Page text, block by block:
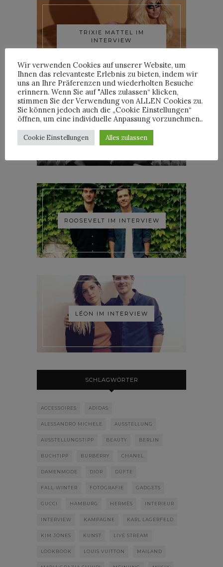
TRIXIE MATTEL IM
INTERVIEW
YOANN LEMOINE AKA
WOODKID IM INTERVIEW
ROOSEVELT IM INTERVIEW
LÉON IM INTERVIEW
SCHLAGWÖRTER
ACCESSOIRES ADIDAS
ALESSANDRO MICHELE AUSSTELLUNG
AUSSTELLUNGSTIPP BEAUTY BERLIN
BUCHTIPP BURBERRY CHANEL
DAMENMODE DIOR DÜFTE
FALL-WINTER FOTOGRAFIE GADGETS
GUCCI HAMBURG HERMÈS INTERIEUR
INTERVIEW KAMPAGNE KARL LAGERFELD
KIM JONES KUNST LIVE STREAM
LOOKBOOK LOUIS VUITTON MAILAND
Wir verwenden Cookies auf unserer Website, um
Ihnen das relevanteste Erlebnis zu bieten, indem wir
uns an Ihre Präferenzen und wiederholten Besuche
erinnern. Wenn Sie auf "Alles zulassen“ klicken,
stimmen Sie der Verwendung von ALLEN Cookies zu.
Sie können jedoch auch die „Cookie Einstellungen“
öffnen, um eine individuelle Anpassung vorzunehmen..
Cookie Einstellungen Alles zulassen